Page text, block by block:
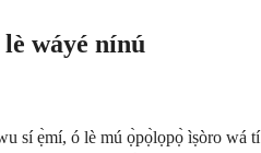
wáyé nínú
sí ẹ̀mí, ó lè mú ọ̀pọ̀lọpọ̀ ìṣòro wá tí